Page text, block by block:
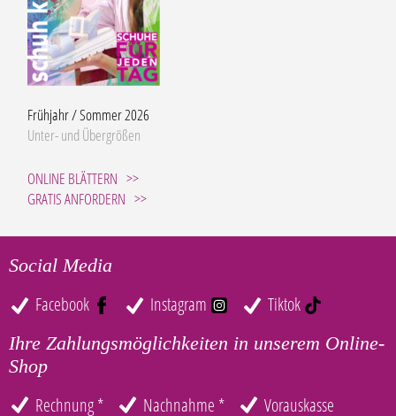
Frühjahr / Sommer 2026
Unter- und Übergrößen
ONLINE BLÄTTERN
GRATIS ANFORDERN
Social Media
Facebook Instagram Tiktok
Ihre Zahlungsmöglichkeiten in unserem Online-
Shop
Rechnung * Nachnahme * Vorauskasse